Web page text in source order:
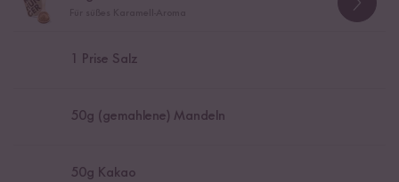
1 Prise Salz
50g (gemahlene) Mandeln
50g Kakao